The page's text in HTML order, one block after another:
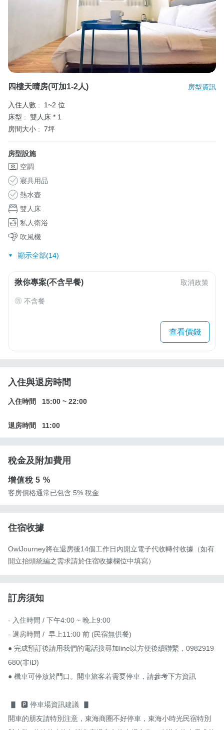
四樓天晴房(可加1-2人) 房型資訊
入住人數 :
1~2 位
床型 : 雙人床 * 1
房間大小 : 7坪
房型設施
空調
寢具用品
熱水壺
雙人床
私人衛浴
吹風機
顯示全部(14)
揪你專案(不含早餐) 取消政策
不含餐
查看價錢
入住與退房時間
入住時間 15:00 ~ 22:00
退房時間 11:00
稅金及附加費用
增值稅5 %
客房價格通常已包含 5% 稅金
住宿收據
OwlJourney將在退房後14個工作日內開立電子代收轉付收據（如有
開立抬頭統編之需求請於住宿收據欄位中填寫）
訂房須知
- 入住時間 / 下午4:00 ~ 晚上9:00
- 退房時間 /  早上11:00 前 (民宿無供餐)
● 完成預訂後請用我們的電話搜尋加line以方便後續聯繫，0982919
680(非ID)
● 機車可停放於門口。開車旅客若需要停車，請參考下方資訊
開車的朋友請特別注意，東海商圈不好停車，東海小時光民宿特別